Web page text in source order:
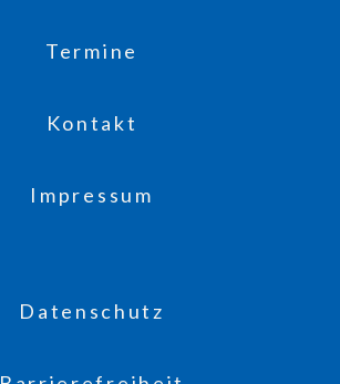
Termine
Kontakt
Impressum
Datenschutz